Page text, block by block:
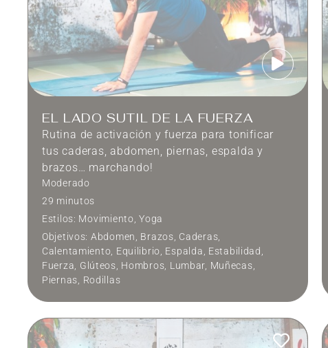
EL LADO SUTIL DE LA FUERZA
Rutina de activación y fuerza para tonificar
tus caderas, abdomen, piernas, espalda y
brazos… marchando!
Moderado
29 minutos
Estilos: Movimiento,Yoga
Objetivos: Abdomen, Brazos, Caderas,
Calentamiento, Equilibrio, Espalda, Estabilidad,
Fuerza, Glúteos, Hombros, Lumbar, Muñecas,
Piernas, Rodillas